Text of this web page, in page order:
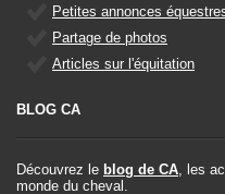
Petites annonces
Partage de photos
Articles sur l'équitation
BLOG CA
Découvrez le blog de CA , les
monde du cheval.